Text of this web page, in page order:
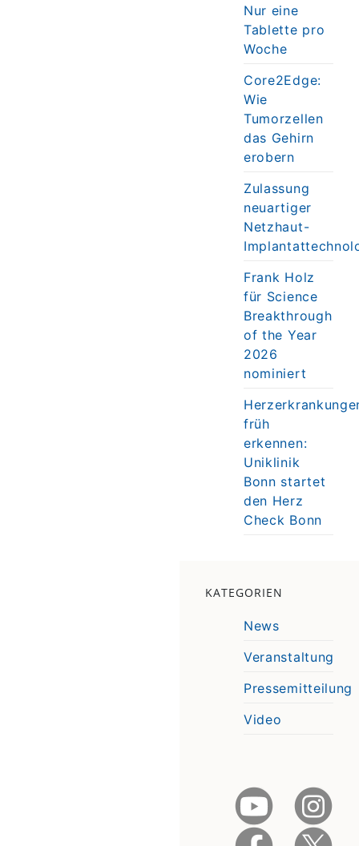
Nur eine
Tablette pro
Woche
Core2Edge:
Wie
Tumorzellen
das Gehirn
erobern
Zulassung
neuartiger
Netzhaut-
Frank Holz
für Science
Breakthrough
of the Year
2026
nominiert
früh
erkennen:
Uniklinik
Bonn startet
den Herz
Check Bonn
KATEGORIEN
News
Veranstaltung
Pressemitteilung
Video